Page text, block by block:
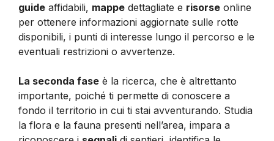
guide affidabili, mappe dettagliate e risorse online
per ottenere informazioni aggiornate sulle rotte
disponibili, i punti di interesse lungo il percorso e le
eventuali restrizioni o avvertenze.
La seconda fase è la ricerca, che è altrettanto
importante, poiché ti permette di conoscere a
fondo il territorio in cui ti stai avventurando. Studia
la flora e la fauna presenti nell’area, impara a